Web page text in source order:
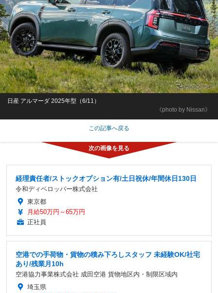
《photo by Nissan》
日産 アルマーダ 2025年型（6/11）
この記事へ戻る
経理責任者/ストックオプション有/土日祝休/年間休日130日
令和ディベロッパー株式会社
東京都
月給50万円～65万円
正社員
空港での手荷物・貨物の積み下ろしスタッフ 未経験OK/社宅
あり/残業月10h
空港協力事業株式会社 成田空港 貨物地区内・制限区域内
埼玉県